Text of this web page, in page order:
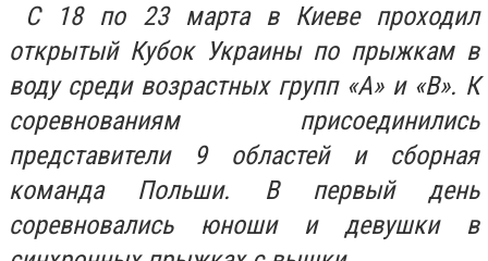
С 18 по 23 марта в Киеве проходил
открытый Кубок Украины по прыжкам в
воду среди возрастных групп «А» и «В». К
соревнованиям присоединились
представители 9 областей и сборная
команда Польши. В первый день
соревновались юноши и девушки в